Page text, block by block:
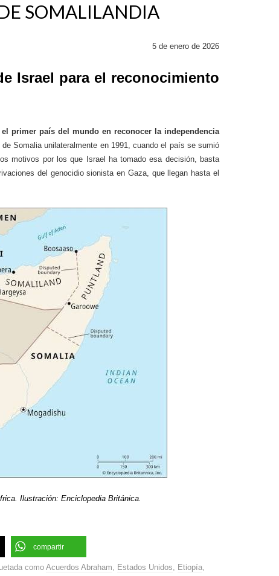
SOMALILANDIA
5 de enero de 2026
Israel para el reconocimiento
el primer país del mundo en reconocer la independencia
Somalia unilateralmente en 1991, cuando el país se sumió
motivos por los que Israel ha tomado esa decisión, basta
del genocidio sionista en Gaza, que llegan hasta el
Ilustración: Enciclopedia Británica.
compartir
comoAcuerdos Abraham, Estados Unidos, Etiopía,